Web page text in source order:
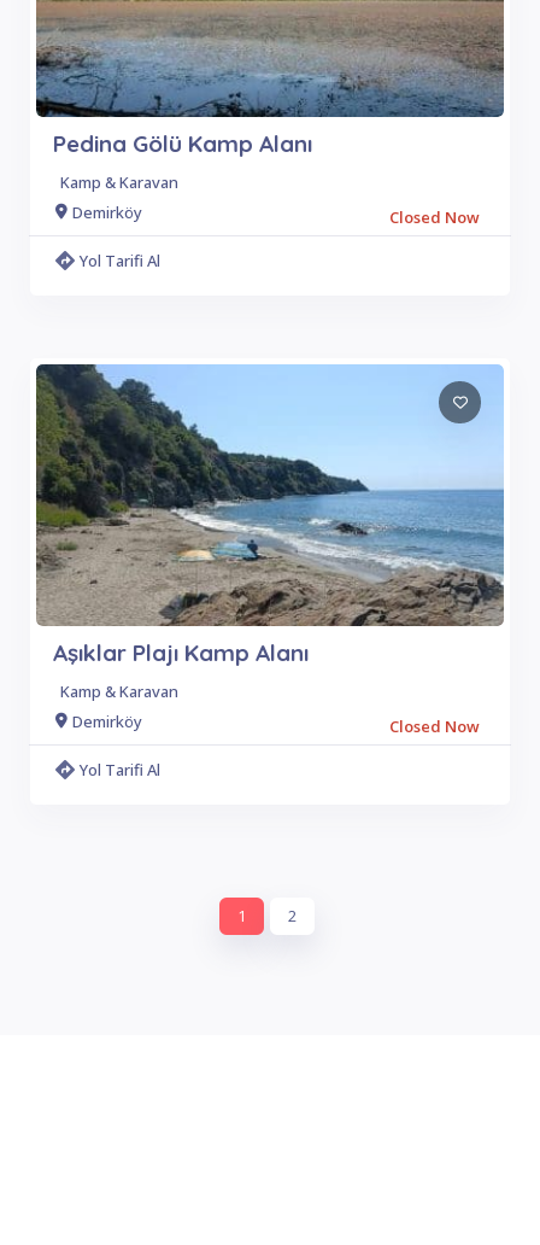
Pedina Gölü Kamp Alanı
Kamp & Karavan
Demirköy
Closed Now
Yol Tarifi Al
Aşıklar Plajı Kamp Alanı
Kamp & Karavan
Demirköy
Closed Now
Yol Tarifi Al
1 2